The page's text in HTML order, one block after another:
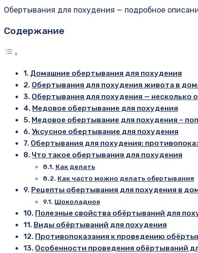
Обертывания для похудения — подробное
Содержание
Домашние обертывания для похудения
Обертывания для похудения живота в
Обертывания для похудения — несколько
Медовое обертывание для похудения
Медовое обертывание для похудения –
Уксусное обертывание для похудения
Обертывания для похудения:
Что такое обертывания для похудения
Как делать
Как часто можно делать обертывания
Рецепты обертывания для похудения в
Шоколадное
Полезные свойства обёртываний для
Виды обёртываний для похудения
Противопоказания к проведению
Особенности проведения обёртываний